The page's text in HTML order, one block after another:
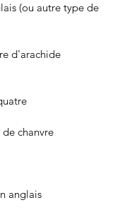
(ou autre type de
d'arachide
chanvre
anglais